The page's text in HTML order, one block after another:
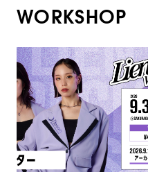
WORKSHOP